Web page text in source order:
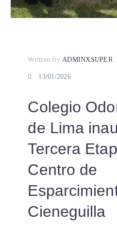
Written by ADMINXSUPER
13/01/2026
Colegio
de Lima
Tercera
Centro de
Cieneguilla